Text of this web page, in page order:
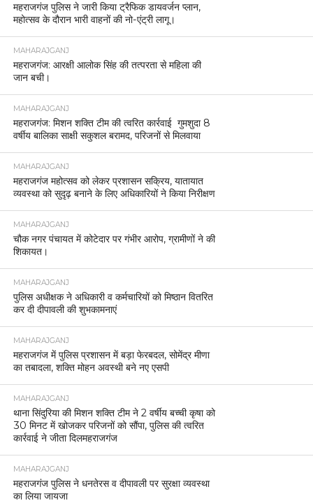
महराजगंज पुलिस ने जारी किया ट्रैफिक डायवर्जन प्लान,
महोत्सव के दौरान भारी वाहनों की नो-एंट्री लागू।
MAHARAJGANJ
महराजगंज: आरक्षी आलोक सिंह की तत्परता से महिला की
जान बची।
MAHARAJGANJ
महराजगंज: मिशन शक्ति टीम की त्वरित कार्रवाई गुमशुदा 8
वर्षीय बालिका साक्षी सकुशल बरामद, परिजनों से मिलवाया
MAHARAJGANJ
महराजगंज महोत्सव को लेकर प्रशासन सक्रिय, यातायात
व्यवस्था को सुदृढ़ बनाने के लिए अधिकारियों ने किया निरीक्षण
MAHARAJGANJ
चौक नगर पंचायत में कोटेदार पर गंभीर आरोप, ग्रामीणों ने की
शिकायत।
MAHARAJGANJ
पुलिस अधीक्षक ने अधिकारी व कर्मचारियों को मिष्ठान वितरित
कर दी दीपावली की शुभकामनाएं
MAHARAJGANJ
महराजगंज में पुलिस प्रशासन में बड़ा फेरबदल, सोमेंद्र मीणा
का तबादला, शक्ति मोहन अवस्थी बने नए एसपी
MAHARAJGANJ
थाना सिंदुरिया की मिशन शक्ति टीम ने 2 वर्षीय बच्ची कृषा को
30 मिनट में खोजकर परिजनों को सौंपा, पुलिस की त्वरित
कार्रवाई ने जीता दिलमहराजगंज
MAHARAJGANJ
महराजगंज पुलिस ने धनतेरस व दीपावली पर सुरक्षा व्यवस्था
का लिया जायजा